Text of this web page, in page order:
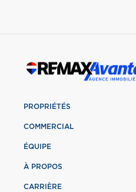
PROPRIÉTÉS
COMMERCIAL
ÉQUIPE
À PROPOS
CARRIÈRE